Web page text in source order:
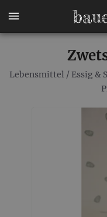
Lebensmittel / Essig &